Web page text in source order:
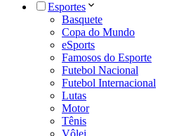
Esportes
Basquete
Copa do Mundo
eSports
Famosos do Esporte
Futebol Nacional
Futebol Internacional
Lutas
Motor
Tênis
Vôlei